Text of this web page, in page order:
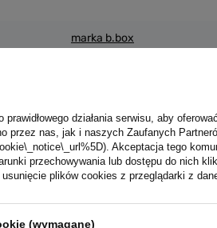
płynów może powodować
lub zepsucia. Nieużywane
ani luźnych części ubranka. Dziecko
i umyć produkt, a następnie umieścić
każdym użyciu.
marka b.box
produkt
BB00526
działania serwisu, aby
przez nas, jak i naszych Zaufanych
Akceptacja tego
przechowywania lub dostępu do nich
plików cookies z przeglądarki z
(wymagane)